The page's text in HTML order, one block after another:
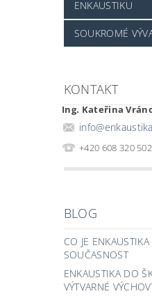
ENKAUSTIKU
SOUKROMÉ
KONTAKT
Ing. Kateřina
info@
+420 608 320 502
BLOG
CO JE
SOUČASNOST
ENKAUSTIKA DO
VÝTVARNÉ